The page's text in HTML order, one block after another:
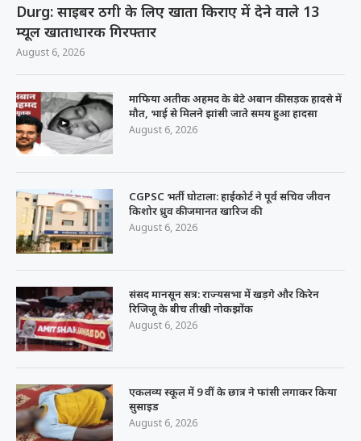
Durg: साइबर ठगी के लिए खाता किराए में देने वाले 13
म्यूल खाताधारक गिरफ्तार
August 6, 2026
माफिया अतीक अहमद के बेटे अबान की सड़क हादसे में
मौत, भाई से मिलने झांसी जाते समय हुआ हादसा
August 6, 2026
CGPSC भर्ती घोटाला: हाईकोर्ट ने पूर्व सचिव जीवन
किशोर ध्रुव की जमानत खारिज की
August 6, 2026
संसद मानसून सत्र: राज्यसभा में खड़गे और किरेन
रिजिजू के बीच तीखी नोकझोंक
August 6, 2026
एकलव्य स्कूल में 9 वीं के छात्र ने फांसी लगाकर किया
सुसाइड
August 6, 2026